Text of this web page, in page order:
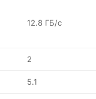
12.8 ГБ/с
2
5.1